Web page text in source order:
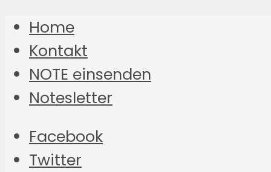
Home
Kontakt
NOTE einsenden
Notesletter
Facebook
Twitter